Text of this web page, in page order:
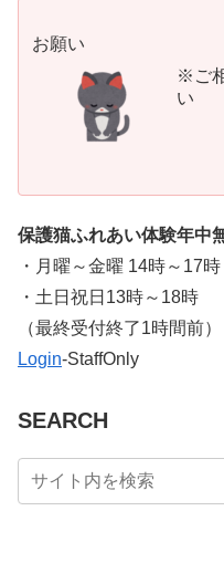
お願い
※ご
い
保護猫ふれあい体験年中
・月曜～金曜 14時～17時
・土日祝日13時～18時
​（最終受付終了1時間前）
Login-StaffOnly
SEARCH